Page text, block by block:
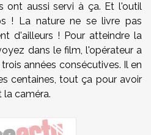
ont aussi servi à ça. Et l'outil
! La nature ne se livre pas
d'ailleurs ! Pour atteindre la
dans le film, l'opérateur a
années consécutives. Il en
centaines, tout ça pour avoir
la caméra.